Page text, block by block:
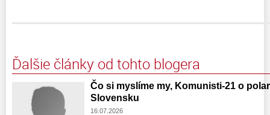
Ďalšie články od tohto blogera
Čo si myslíme my, Komunisti-21 o
Slovensku
16.07.2026